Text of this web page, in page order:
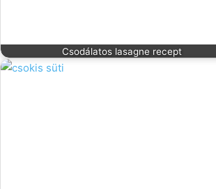
Csodálatos lasagne recept